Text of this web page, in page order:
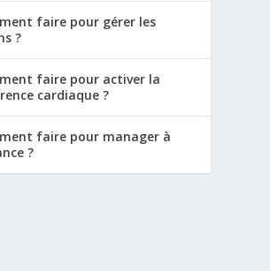
faire pour gérer les
?
faire pour activer la
cardiaque ?
faire pour manager à
?